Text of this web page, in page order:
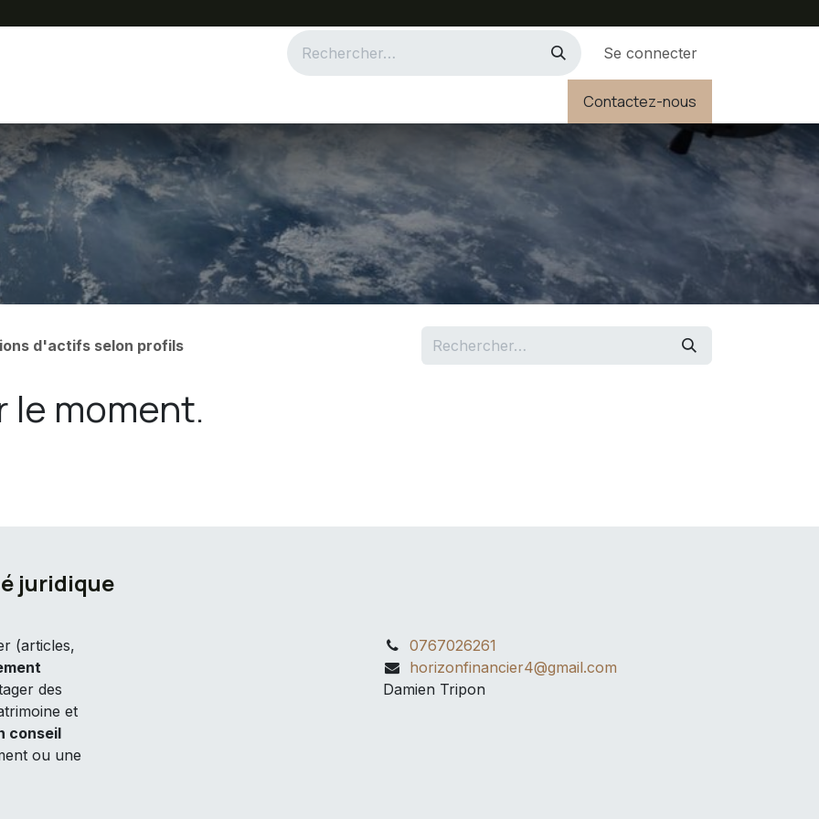
Se connecter
Contactez-nous
Contactez-nous
d'actifs selon profils
le moment.
juridique
(articles,
des
et
conseil
ou une
0767026261
horizonfinancier4@gmail.com
Damien Tripon